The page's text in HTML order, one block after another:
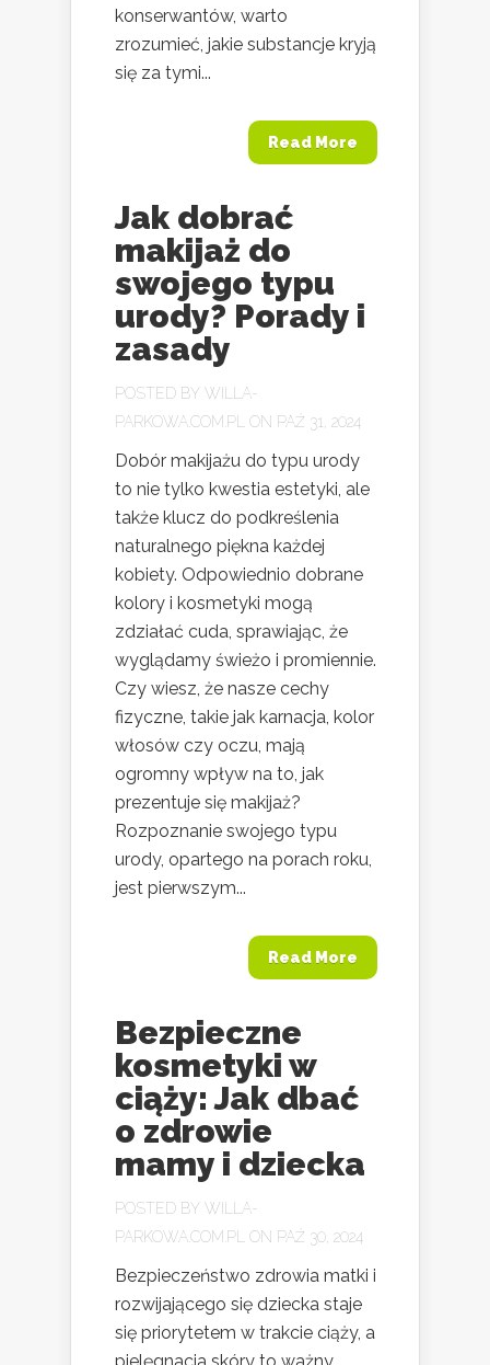
konserwantów, warto
zrozumieć, jakie substancje kryją
się za tymi...
Read More
Jak dobrać
makijaż do
swojego typu
urody? Porady i
zasady
POSTED BY WILLA-
PARKOWA.COM.PL
ON PAŹ 31, 2024
Dobór makijażu do typu urody
to nie tylko kwestia estetyki, ale
także klucz do podkreślenia
naturalnego piękna każdej
kobiety. Odpowiednio dobrane
kolory i kosmetyki mogą
zdziałać cuda, sprawiając, że
wyglądamy świeżo i promiennie.
Czy wiesz, że nasze cechy
fizyczne, takie jak karnacja, kolor
włosów czy oczu, mają
ogromny wpływ na to, jak
prezentuje się makijaż?
Rozpoznanie swojego typu
urody, opartego na porach roku,
jest pierwszym...
Read More
Bezpieczne
kosmetyki w
ciąży: Jak dbać
o zdrowie
mamy i dziecka
POSTED BY WILLA-
PARKOWA.COM.PL
ON PAŹ 30, 2024
Bezpieczeństwo zdrowia matki i
rozwijającego się dziecka staje
się priorytetem w trakcie ciąży, a